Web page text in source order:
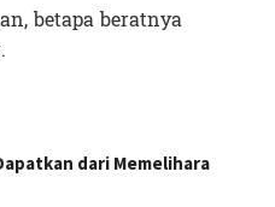
betapa beratnya
dari Memelihara